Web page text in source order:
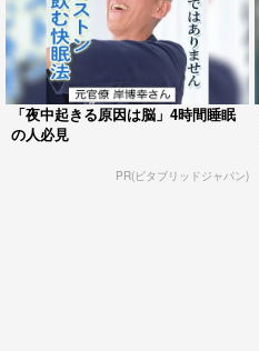
「夜中起きる原因は脳」4時間睡眠
の人必見
PR(ビタブリッドジャパン)